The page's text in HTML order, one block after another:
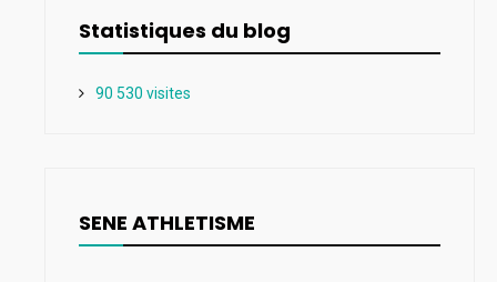
Statistiques du blog
90 530 visites
SENE ATHLETISME